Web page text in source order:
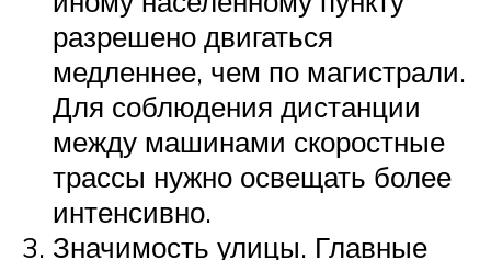
разрешено двигаться
медленнее, чем по магистрали.
Для соблюдения дистанции
между машинами скоростные
трассы нужно освещать более
интенсивно.
Значимость улицы. Главные